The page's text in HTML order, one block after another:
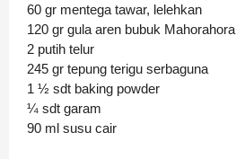
60 gr mentega tawar, lelehkan
120 gr gula aren bubuk Mahorahora
2 putih telur
245 gr tepung terigu serbaguna
1 ½ sdt baking powder
¼ sdt garam
90 ml susu cair